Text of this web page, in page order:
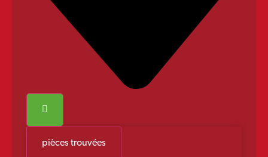
pièces trouvées